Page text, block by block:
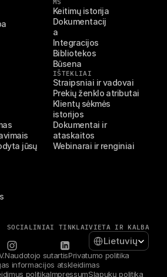
jūsų
MS
Keitimų istorija
Dokumentacij
a
Integracijos
Bibliotekos
Būsena
IŠTEKLIAI
Straipsniai ir vadovai
Prekių ženklo atributai
Klientų sėkmės
istorijos
Dokumentai ir
ataskaitos
Webinarai ir renginiai
SOCIALINIAI TINKLAIVIETA IR KALBA
Select Language
Lietuvių
Naudotojo sutartisPrivatumo politika
informacijos atskleidimas
politikaImpressumSlapukų politika